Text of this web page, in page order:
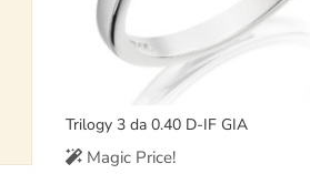
Trilogy 3 da 0.40 D-IF GIA
Magic Price!